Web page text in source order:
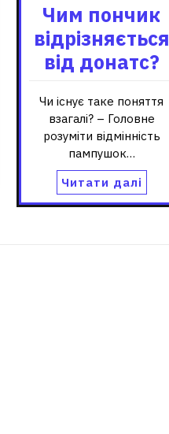
Чим пончик
відрізняється
від донатс?
Чи існує таке поняття
взагалі? – Головне
розуміти відмінність
пампушок…
Читати далі